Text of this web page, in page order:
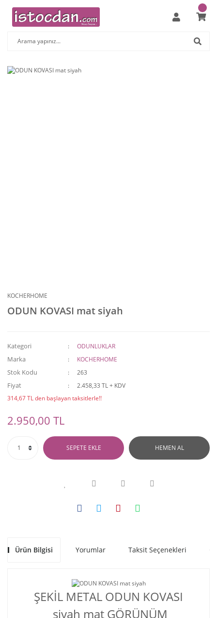
KOCHERHOME
ODUN KOVASI mat siyah
Kategori ODUNLUKLAR
Marka KOCHERHOME
Stok Kodu 263
Fiyat
2.458,33 TL + KDV
314,67 TL den başlayan taksitlerle!!
2.950,00 TL
SEPETE EKLE HEMEN AL
Ürün Bilgisi Yorumlar Taksit Seçenekleri
ŞEKİL METAL ODUN KOVASI
siyah mat GÖRÜNÜM